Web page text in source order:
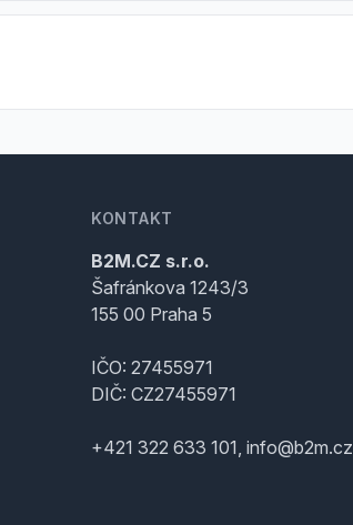
KONTAKT
B2M.CZ s.r.o.
Šafránkova 1243/3
155 00 Praha 5
IČO: 27455971
DIČ: CZ27455971
+421 322 633 101, info@b2m.cz